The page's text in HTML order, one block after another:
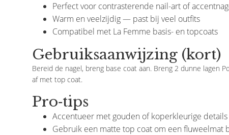
Perfect voor contrasterende nail-art of
Warm en veelzijdig — past bij veel outfits
Compatibel met La Femme basis- en topcoats
Gebruiksaanwijzing (kort)
Bereid de nagel, breng base coat aan. Breng 2 dunne lagen
af met top coat.
Pro‑tips
Accentueer met gouden of koperkleurige
Gebruik een matte top coat om een fluweelmat
Prijsverlaging
Acrylgelpolygel , Peach 60 Gr.
€29,95
B. B. Cosmetics
Stylistic Polypen
€11,70